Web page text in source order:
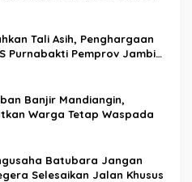
Tali Asih, Penghargaan
Purnabakti Pemprov Jambi
Banjir Mandiangin,
Warga Tetap Waspada
Batubara Jangan
Selesaikan Jalan Khusus